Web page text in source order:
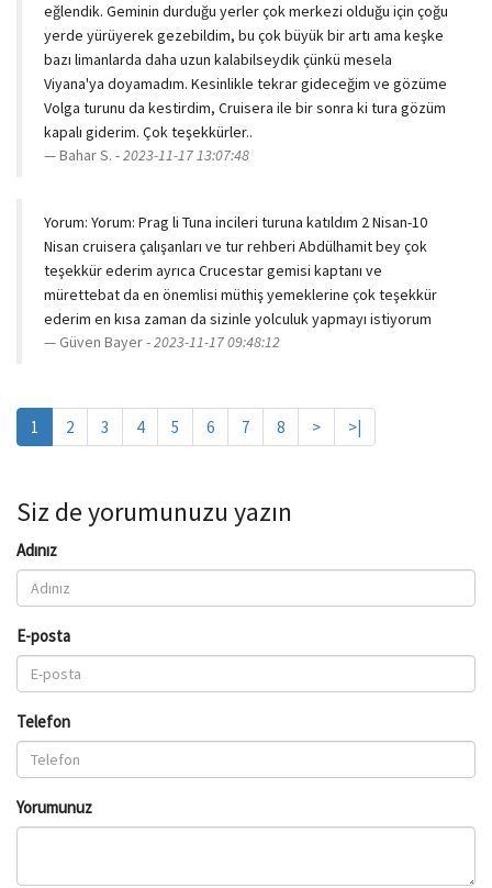
eğlendik. Geminin durduğu yerler çok merkezi olduğu için çoğu
yerde yürüyerek gezebildim, bu çok büyük bir artı ama keşke
bazı limanlarda daha uzun kalabilseydik çünkü mesela
Viyana'ya doyamadım. Kesinlikle tekrar gideceğim ve gözüme
Volga turunu da kestirdim, Cruisera ile bir sonra ki tura gözüm
kapalı giderim. Çok teşekkürler..
Bahar S. -2023-11-17 13:07:48
Yorum: Yorum: Prag li Tuna incileri turuna katıldım 2 Nisan-10
Nisan cruisera çalışanları ve tur rehberi Abdülhamit bey çok
teşekkür ederim ayrıca Crucestar gemisi kaptanı ve
mürettebat da en önemlisi müthiş yemeklerine çok teşekkür
ederim en kısa zaman da sizinle yolculuk yapmayı istiyorum
Güven Bayer -2023-11-17 09:48:12
1 2 3 4 5 6 7 8 > >|
Siz de yorumunuzu yazın
Adınız
E-posta
Telefon
Yorumunuz